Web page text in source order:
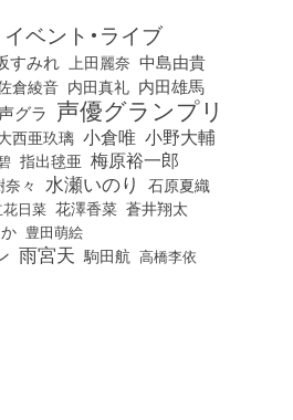
イベント・ライブ
すみれ 上田麗奈 中島由貴
倉綾音 内田真礼 内田雄馬
グラ 声優グランプリ
西亜玖璃 小倉唯 小野大輔
指出毬亜 梅原裕一郎
々 水瀬いのり 石原夏織
花日菜 花澤香菜 蒼井翔太
豊田萌絵
雨宮天 駒田航 高橋李依